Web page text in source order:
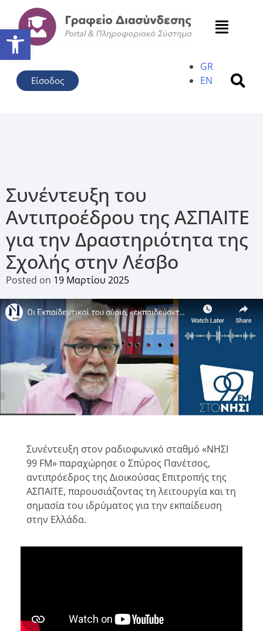
Ανοίξτε τη γραμμή
Είσοδος
GR
EN
Συνέντευξη του
Αντιπροέδρου της ΑΣΠΑΙΤΕ
για την Δραστηριότητα της
Σχολής στην Λέσβο
Posted on 19 Μαρτίου 2025
Συνέντευξη στον ραδιοφωνικό σταθμό «ΝΗΣΙ
99 FM» παραχώρησε ο Σπύρος Πανέτσος,
αντιπρόεδρος της Διοικούσας Επιτροπής της
ΑΣΠΑΙΤΕ, παρουσιάζοντας τη λειτουργία και τη
σημασία του ιδρύματος για την εκπαίδευση
στην Ελλάδα.